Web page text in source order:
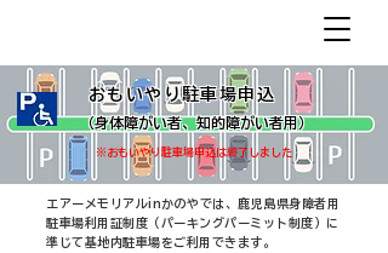
​おもいやり駐車場申込
（身体障がい者、知的障がい者用）
※おもいやり駐車場申込は終了しました
エアーメモリアルinかのやでは、鹿児島県身障者用
駐車場利用証制度（パーキングパーミット制度）に
準じて基地内駐車場をご利用できます。